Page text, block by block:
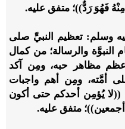
فَهُوَ رَدٌّ))؛ متفق عليه.
وسلم: تعظيم النبيِّ صلى
النبوَّة والرسالة؛ من كمال
مظاهر حبه، ومِن آكد
أمَّته، ومِن أهم واجبات
((لا يُؤمِن أحدكم حتى أكون
متفق عليه.